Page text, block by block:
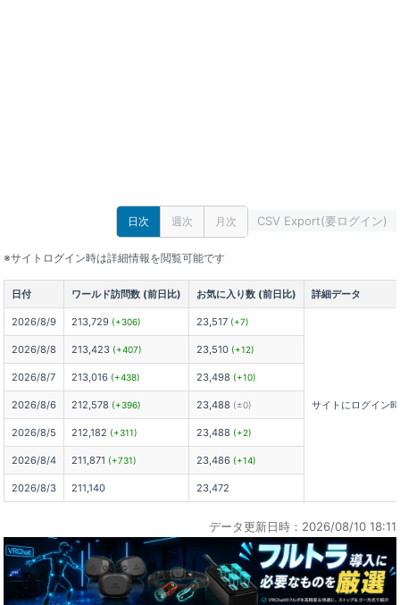
日次 週次 月次 CSV Export(要ログイン)
※サイトログイン時は詳細情報を閲覧可能です
日付 ワールド訪問数 (前日比) お気に入り数 (前日比) 詳細データ
2026/8/9 213,729 (+306) 23,517 (+7)
サイトにログイン
2026/8/8 213,423 (+407) 23,510 (+12)
2026/8/7 213,016 (+438) 23,498 (+10)
2026/8/6 212,578 (+396) 23,488 (±0)
2026/8/5 212,182 (+311) 23,488 (+2)
2026/8/4 211,871 (+731) 23,486 (+14)
2026/8/3 211,140 23,472
データ更新日時：2026/08/10 18:11